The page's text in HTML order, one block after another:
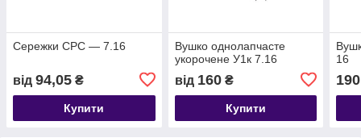
Сережки СРC — 7.16
від 94,05 ₴
Купити
Вушко однолапчасте
укорочене У1к 7.16
від 160₴
Купити
16
190